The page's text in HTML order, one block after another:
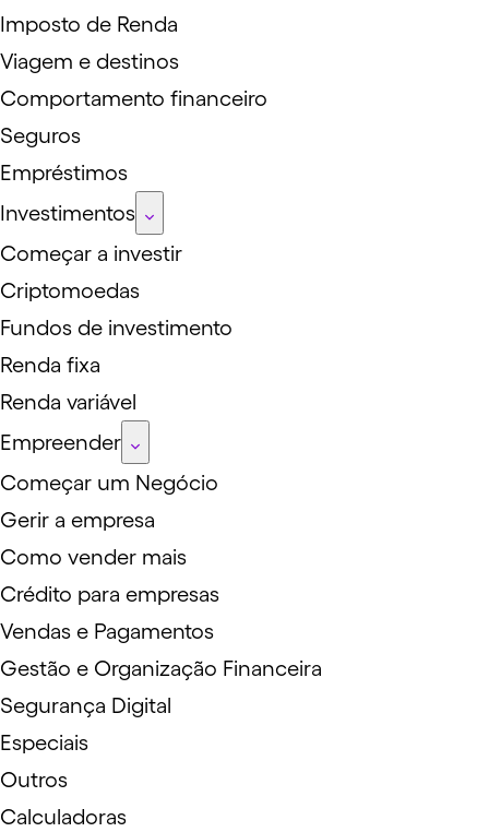
Imposto de Renda
Viagem e destinos
Comportamento financeiro
Seguros
Empréstimos
Investimentos
Começar a investir
Criptomoedas
Fundos de investimento
Renda fixa
Renda variável
Empreender
Começar um Negócio
Gerir a empresa
Como vender mais
Crédito para empresas
Vendas e Pagamentos
Gestão e Organização Financeira
Segurança Digital
Especiais
Outros
Calculadoras